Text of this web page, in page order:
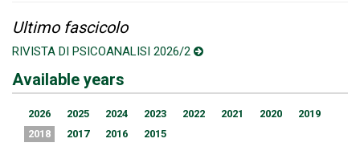
Ultimo fascicolo
RIVISTA DI PSICOANALISI 2026/2
Available years
2026 2025 2024 2023 2022 2021 2020
2019
2018
2017 2016 2015